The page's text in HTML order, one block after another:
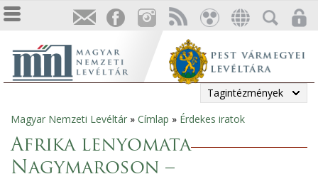
Tagintézmények
Jelenlegi
hely
Magyar Nemzeti Levéltár » Címlap » Érdekes iratok
Afrika lenyomata
Nagymaroson –